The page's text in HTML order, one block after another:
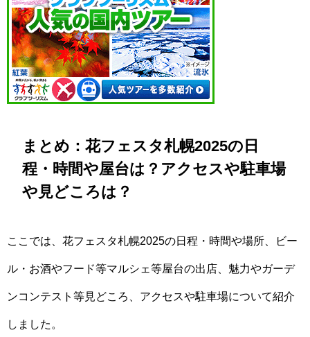
まとめ：花フェスタ札幌2025の日
程・時間や屋台は？アクセスや駐車場
や見どころは？
ここでは、花フェスタ札幌2025の日程・時間や場所、ビー
ル・お酒やフード等マルシェ等屋台の出店、魅力やガーデ
ンコンテスト等見どころ、アクセスや駐車場について紹介
しました。